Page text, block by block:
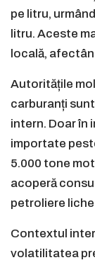
pe litru,
litru. Aceste
locală,
Autoritățile
carburanți
intern. Doar în
importate
5.000 tone
acoperă
petroliere
Contextul
volatilitatea